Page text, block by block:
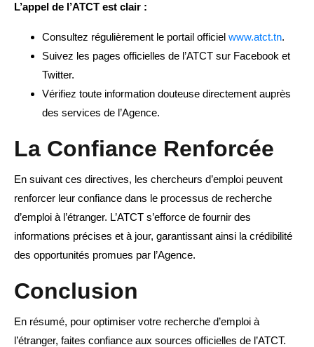
L’appel de l’ATCT est clair :
Consultez régulièrement le portail officiel www.atct.tn.
Suivez les pages officielles de l’ATCT sur Facebook et
Twitter.
Vérifiez toute information douteuse directement auprès
des services de l’Agence.
La Confiance Renforcée
En suivant ces directives, les chercheurs d’emploi peuvent
renforcer leur confiance dans le processus de recherche
d’emploi à l’étranger. L’ATCT s’efforce de fournir des
informations précises et à jour, garantissant ainsi la crédibilité
des opportunités promues par l’Agence.
Conclusion
En résumé, pour optimiser votre recherche d’emploi à
l’étranger, faites confiance aux sources officielles de l’ATCT.